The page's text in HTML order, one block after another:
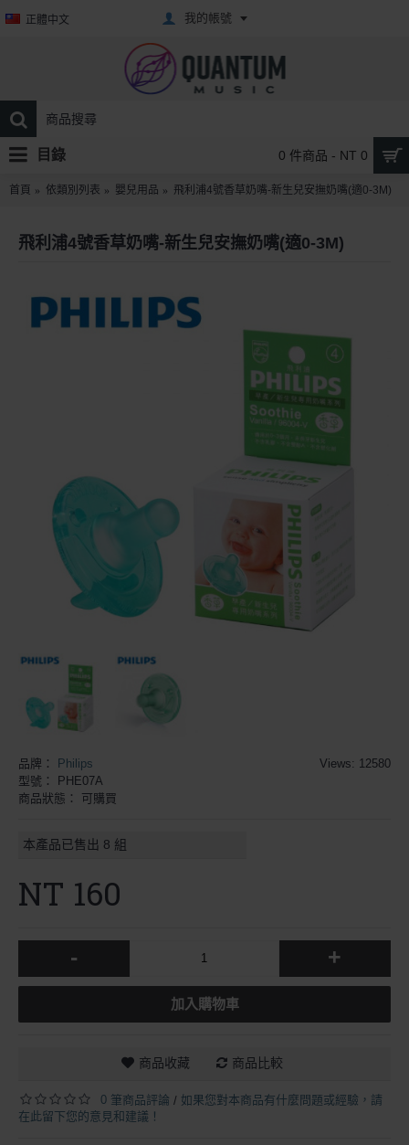
正體中文 我的帳號
0 件商品 - NT 0
目錄
首頁 依類別列表 嬰兒用品 飛利浦4號香草奶嘴-新生兒安撫奶嘴(適0-3M)
飛利浦4號香草奶嘴-新生兒安撫奶嘴(適0-3M)
Views: 12580
品牌：
Philips
型號：
PHE07A
商品狀態： 可購買
本產品已售出 8 組
NT 160
- +
加入購物車
商品收藏 商品比較
0 筆商品評論 / 如果您對本商品有什麼問題或經驗，請
在此留下您的意見和建議！